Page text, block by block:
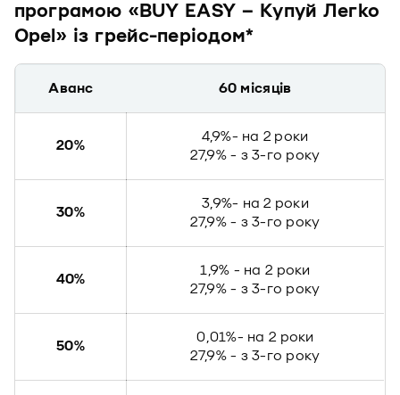
програмою «BUY EASY – Купуй Легко
Opel» із грейс-періодом*
Аванс 60 місяців
20%
4,9%- на 2 роки
27,9% - з 3-го року
30%
3,9%- на 2 роки
27,9% - з 3-го року
40%
1,9% - на 2 роки
27,9% - з 3-го року
50%
0,01%- на 2 роки
27,9% - з 3-го року